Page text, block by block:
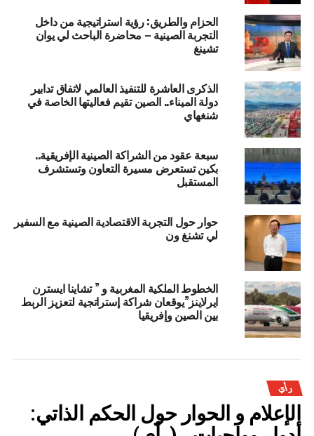
الحزام والطريق: رؤية استراتيجية من داخل
التجربة الصينية – محاضرة الباحث لي يوان
تشينغ
الذكرى العاشرة للتنفيذ العالمي لاتفاق تدابير
دولة الميناء.. الصين تقيم فعاليتها الخاصة في
شنغهاي
سبعة عقود من الشراكة الصينية الإفريقية..
بكين تستعرض مسيرة التعاون وتستشرف
المستقبل
حوار حول التجربة الاقتصادية الصينية مع السفير
لي تشنغ ون
الخطوط الملكية المغربية و ” تشاينا ايسترن
ايرلاينز”يوقعان شراكة إستراتجية لتعزيز الربط
بين الصين وإفريقيا
رأي
الإعلام و الحوار حول الحكم الذاتي: